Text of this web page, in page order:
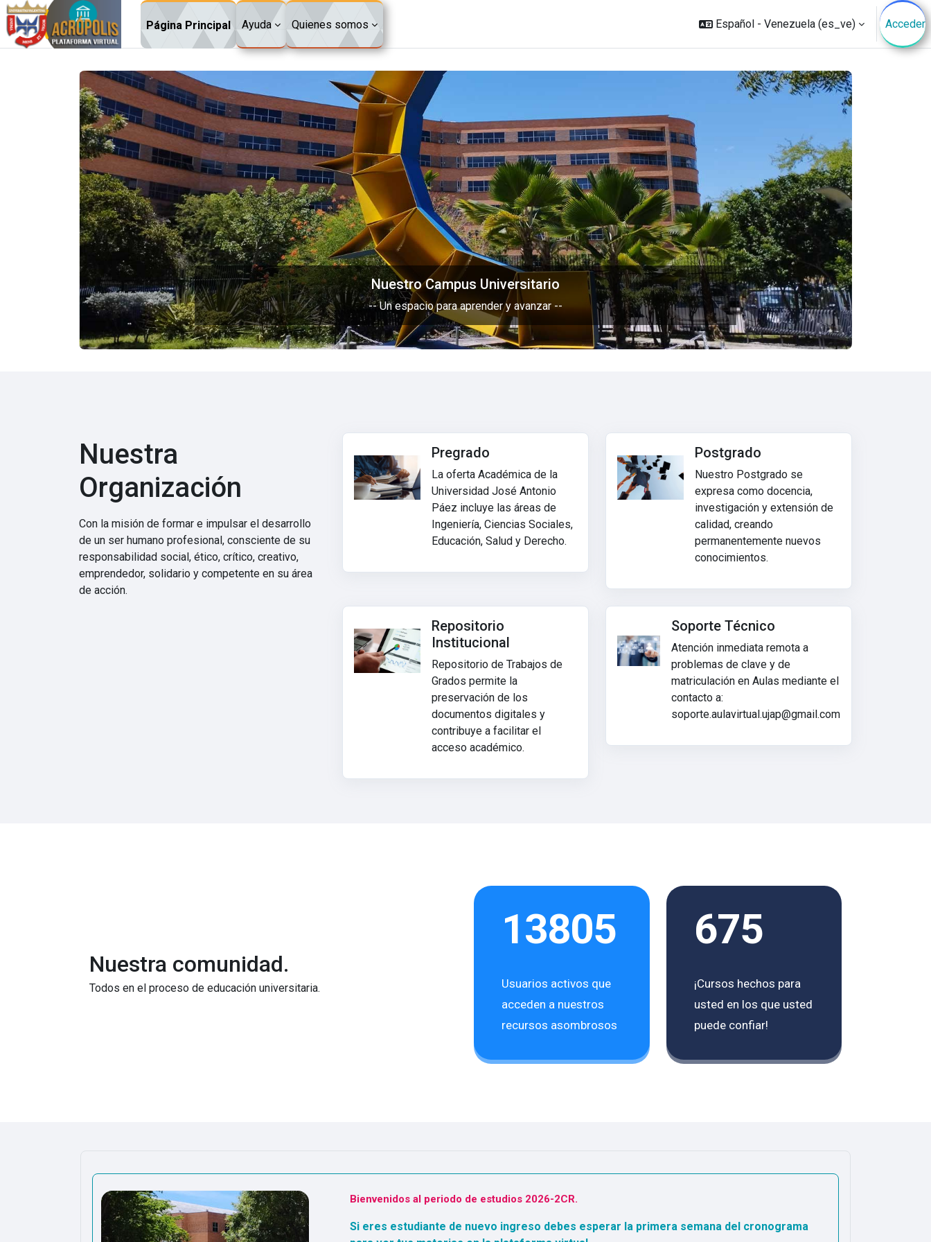
Saltar al contenido principal
Página Principal
Ayuda Quienes somos Español - Venezuela ‎(es_ve)‎ Acceder
Nuestro Campus Universitario
-- Un espacio para aprender y avanzar --
Nuestra
Organización
Con la misión de formar e impulsar el desarrollo
de un ser humano profesional, consciente de su
responsabilidad social, ético, crítico, creativo,
emprendedor, solidario y competente en su área
de acción.
Pregrado
La oferta Académica de la
Universidad José Antonio
Páez incluye las áreas de
Ingeniería, Ciencias Sociales,
Educación, Salud y Derecho.
Postgrado
Nuestro Postgrado se
expresa como docencia,
investigación y extensión de
calidad, creando
permanentemente nuevos
conocimientos.
Repositorio
Institucional
Repositorio de Trabajos de
Grados permite la
preservación de los
documentos digitales y
contribuye a facilitar el
acceso académico.
Soporte Técnico
Atención inmediata remota a
problemas de clave y de
matriculación en Aulas mediante el
contacto a:
soporte.aulavirtual.ujap@gmail.com
Nuestra comunidad.
Todos en el proceso de educación universitaria.
13805
Usuarios activos que
acceden a nuestros
recursos asombrosos
675
¡Cursos hechos para
usted en los que usted
puede confiar!
Bienvenidos al periodo de estudios 2026-2CR.
Si eres estudiante de nuevo ingreso debes esperar la primera semana del cronograma